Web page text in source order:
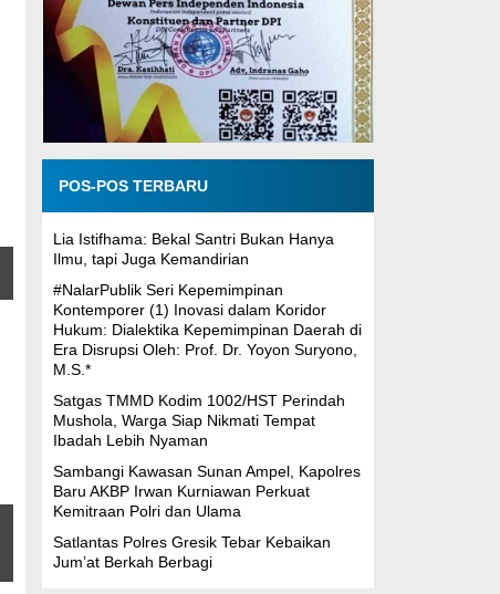
POS-POS TERBARU
Lia Istifhama: Bekal Santri Bukan Hanya
Ilmu, tapi Juga Kemandirian
#NalarPublik Seri Kepemimpinan
Kontemporer (1) Inovasi dalam Koridor
Hukum: Dialektika Kepemimpinan Daerah di
Era Disrupsi Oleh: Prof. Dr. Yoyon Suryono,
M.S.*
Satgas TMMD Kodim 1002/HST Perindah
Mushola, Warga Siap Nikmati Tempat
Ibadah Lebih Nyaman
Sambangi Kawasan Sunan Ampel, Kapolres
Baru AKBP Irwan Kurniawan Perkuat
Kemitraan Polri dan Ulama
Satlantas Polres Gresik Tebar Kebaikan
Jum’at Berkah Berbagi